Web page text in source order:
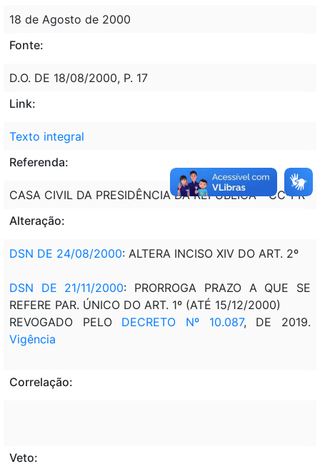
18 de Agosto de 2000
Fonte:
D.O. DE 18/08/2000, P. 17
Link:
Texto integral
Referenda:
CASA CIVIL DA PRESIDÊNCIA DA REPÚBLICA - CC-PR
Alteração:
DSN DE 24/08/2000: ALTERA INCISO XIV DO ART. 2º
DSN DE 21/11/2000: PRORROGA PRAZO A QUE SE
REFERE PAR. ÚNICO DO ART. 1º (ATÉ 15/12/2000)
REVOGADO PELO DECRETO Nº 10.087, DE 2019.
Vigência
Correlação:
Veto: